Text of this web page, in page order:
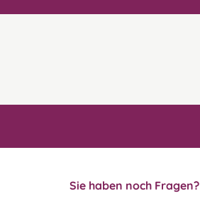
Sie haben noch Fragen?